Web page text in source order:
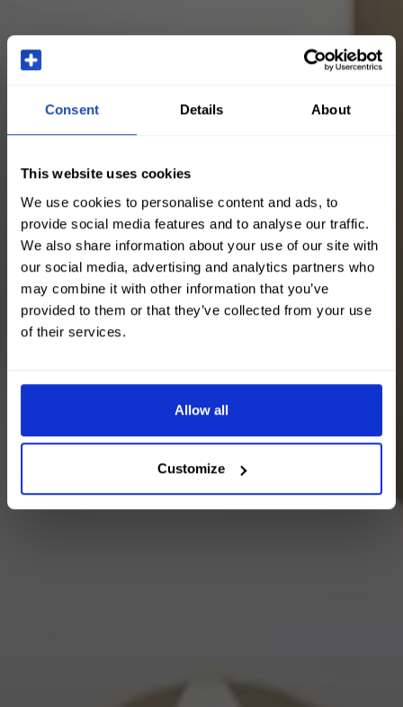
Consent Details About
This website uses cookies
We use cookies to personalise content and ads, to
provide social media features and to analyse our traffic.
We also share information about your use of our site with
our social media, advertising and analytics partners who
may combine it with other information that you’ve
provided to them or that they’ve collected from your use
of their services.
Allow all
Customize